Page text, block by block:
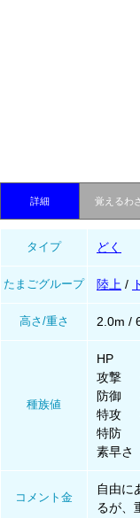
詳細 覚えるわ
タイプ どく
たまごグループ 陸上 /
高さ/重さ 2.0m /
種族値
HP
攻撃
防御
特攻
特防
素早さ
コメント金
自由に
るが、